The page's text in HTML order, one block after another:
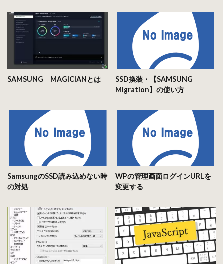
SAMSUNG MAGICIANとは
SSD換装・【SAMSUNG
Migration】の使い方
SamsungのSSD読み込めない時
の対処
WPの管理画面ログインURLを
変更する